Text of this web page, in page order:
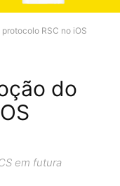
RSC no iOS
do
em futura